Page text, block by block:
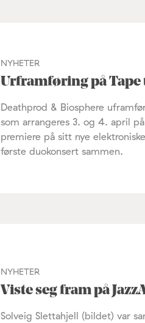
NYHETER
Urframføring på Tape
Deathprod & Biosphere
som arrangeres 3. og 4. april
premiere på sitt nye
første duokonsert sammen.
NYHETER
Viste seg fram på
Solveig Slettahjell (bildet) var